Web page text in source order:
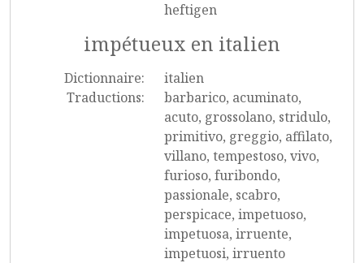
heftigen
impétueux en italien
Dictionnaire:
italien
Traductions:
barbarico, acuminato,
acuto, grossolano, stridulo,
primitivo, greggio, affilato,
villano, tempestoso, vivo,
furioso, furibondo,
passionale, scabro,
perspicace, impetuoso,
impetuosa, irruente,
impetuosi, irruento